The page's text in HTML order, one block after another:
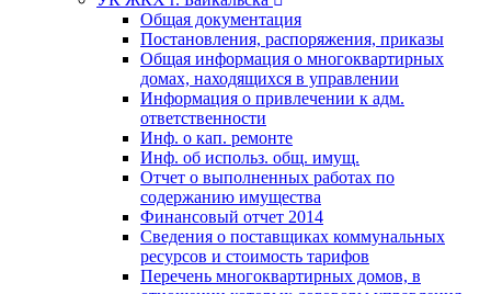
Общая документация
Постановления, распоряжения, приказы
Общая информация о многоквартирных
домах, находящихся в управлении
Информация о привлечении к адм.
ответственности
Инф. о кап. ремонте
Инф. об использ. общ. имущ.
Отчет о выполненных работах по
содержанию имущества
Финансовый отчет 2014
Сведения о поставщиках коммунальных
ресурсов и стоимость тарифов
Перечень многоквартирных домов, в